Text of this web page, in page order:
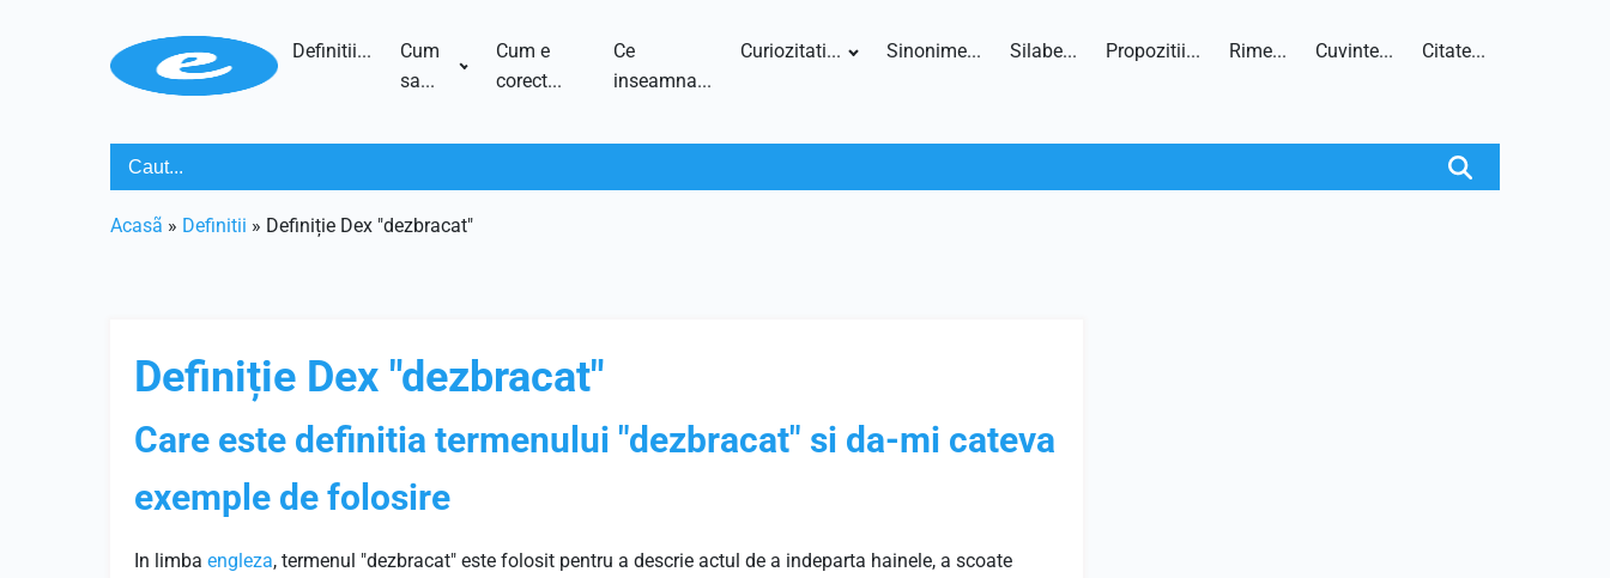
Definitii...
Cum
sa...
Cum e
corect...
Ce
inseamna...
Curiozitati... Sinonime... Silabe... Propozitii... Rime... Cuvinte... Citate...
Acasã » Definitii » Definiție Dex "dezbracat"
Definiție Dex "dezbracat"
Care este definitia termenului "dezbracat" si da-mi cateva
exemple de folosire
In limba engleza, termenul "dezbracat" este folosit pentru a descrie actul de a indeparta hainele, a scoate